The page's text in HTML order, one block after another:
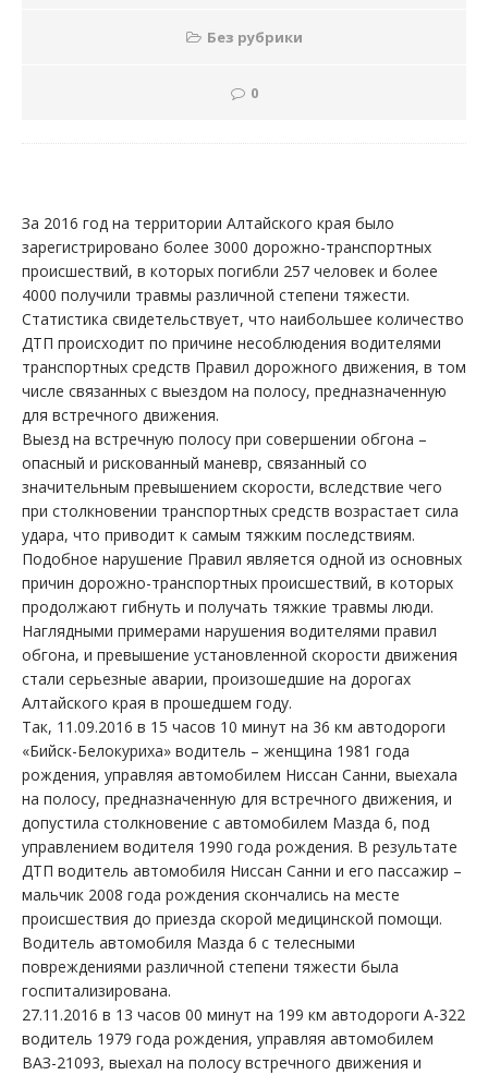
Без рубрики
0
За 2016 год на территории Алтайского края было
зарегистрировано более 3000 дорожно-транспортных
происшествий, в которых погибли 257 человек и более
4000 получили травмы различной степени тяжести.
Статистика свидетельствует, что наибольшее количество
ДТП происходит по причине несоблюдения водителями
транспортных средств Правил дорожного движения, в том
числе связанных с выездом на полосу, предназначенную
для встречного движения.
Выезд на встречную полосу при совершении обгона –
опасный и рискованный маневр, связанный со
значительным превышением скорости, вследствие чего
при столкновении транспортных средств возрастает сила
удара, что приводит к самым тяжким последствиям.
Подобное нарушение Правил является одной из основных
причин дорожно-транспортных происшествий, в которых
продолжают гибнуть и получать тяжкие травмы люди.
Наглядными примерами нарушения водителями правил
обгона, и превышение установленной скорости движения
стали серьезные аварии, произошедшие на дорогах
Алтайского края в прошедшем году.
Так, 11.09.2016 в 15 часов 10 минут на 36 км автодороги
«Бийск-Белокуриха» водитель – женщина 1981 года
рождения, управляя автомобилем Ниссан Санни, выехала
на полосу, предназначенную для встречного движения, и
допустила столкновение с автомобилем Мазда 6, под
управлением водителя 1990 года рождения. В результате
ДТП водитель автомобиля Ниссан Санни и его пассажир –
мальчик 2008 года рождения скончались на месте
происшествия до приезда скорой медицинской помощи.
Водитель автомобиля Мазда 6 с телесными
повреждениями различной степени тяжести была
госпитализирована.
27.11.2016 в 13 часов 00 минут на 199 км автодороги А-322
водитель 1979 года рождения, управляя автомобилем
ВАЗ-21093, выехал на полосу встречного движения и